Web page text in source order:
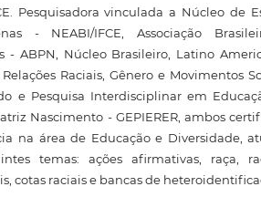
Pesquisadora vinculada a Núcleo de
- NEABI/IFCE, Associação
- ABPN, Núcleo Brasileiro, Latino
Raciais, Gênero e Movimentos
e Pesquisa Interdisciplinar em
Nascimento - GEPIERER, ambos
na área de Educação e Diversidade,
temas: ações afirmativas, raça,
cotas raciais e bancas de